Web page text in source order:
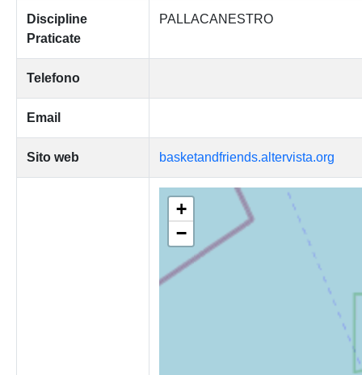
Discipline
Praticate
PALLACANESTRO
Telefono
Email
Sito web basketandfriends.altervista.org
+
−